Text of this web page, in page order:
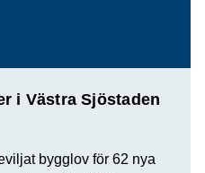
i Västra Sjöstaden
bygglov för 62 nya